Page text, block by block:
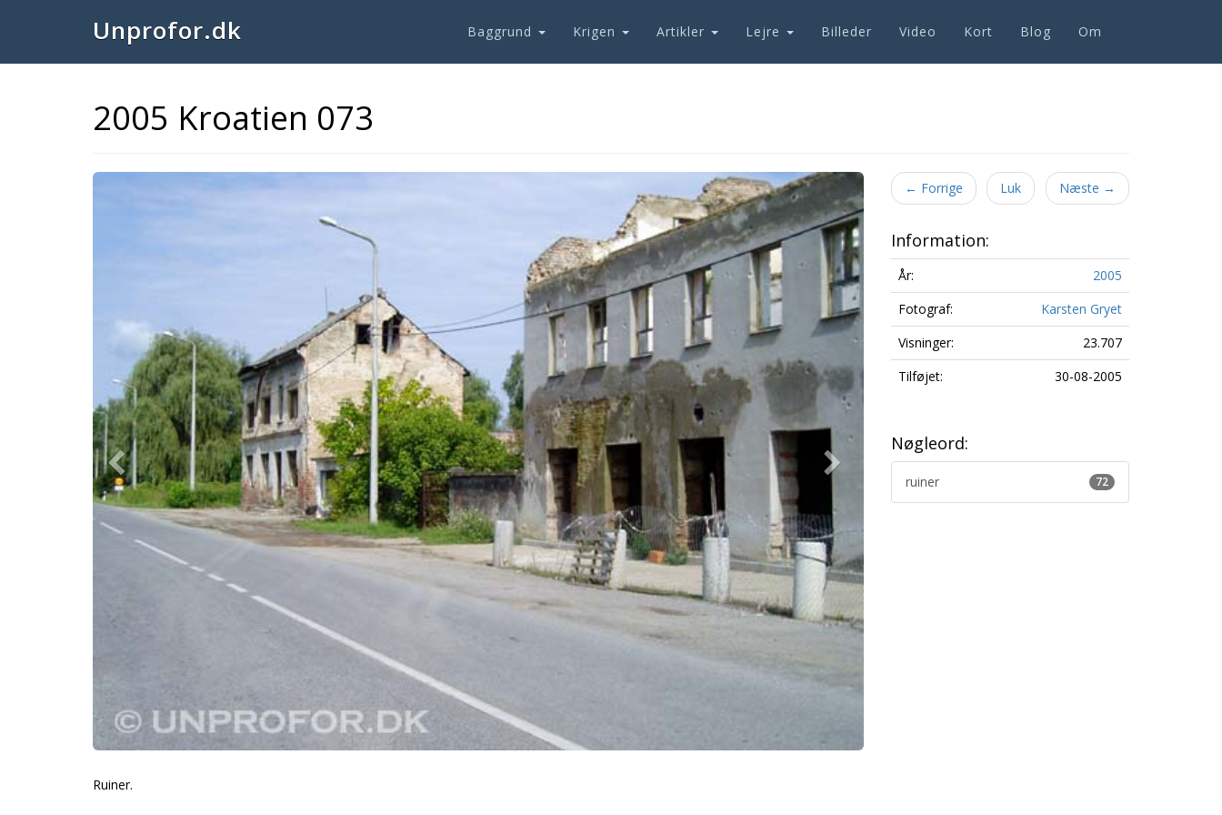
Unprofor.dk Baggrund Krigen Artikler Lejre Billeder Video Kort Blog Om
2005 Kroatien 073
Previous Next
Ruiner.
← Forrige Luk Næste →
Information:
År:
2005
Fotograf:
Karsten Gryet
Visninger:
23.707
Tilføjet:
30-08-2005
Nøgleord:
72
ruiner